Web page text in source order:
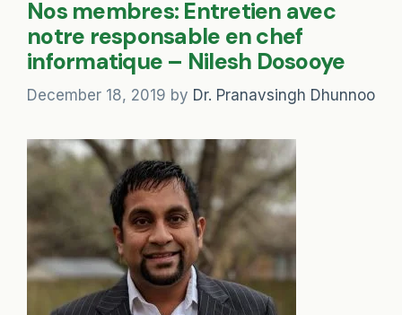
Nos membres: Entretien avec
notre responsable en chef
informatique – Nilesh Dosooye
December 18, 2019 by Dr. Pranavsingh Dhunnoo